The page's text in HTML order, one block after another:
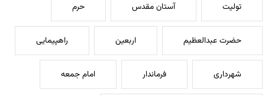
تولیت آستان مقدس حرم
حضرت عبدالعظیم اربعین راهپیمایی
شهرداری فرماندار امام جمعه